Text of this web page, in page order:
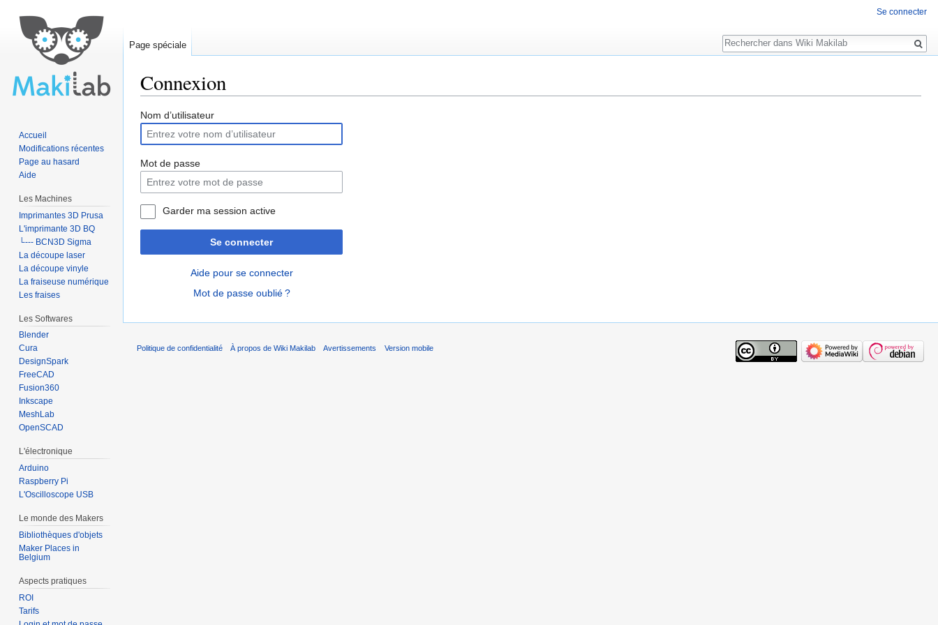
Connexion
Nom d’utilisateur
Mot de passe
Garder ma session active
Se connecter
Aide pour se connecter
Mot de passe oublié ?
Se connecter
Page spéciale
Rechercher
Accueil
Modifications récentes
Page au hasard
Aide
Les Machines
Imprimantes 3D Prusa
L'imprimante 3D BQ
└--- BCN3D Sigma
La découpe laser
La découpe vinyle
La fraiseuse numérique
Les fraises
Les Softwares
Blender
Cura
DesignSpark
FreeCAD
Fusion360
Inkscape
MeshLab
OpenSCAD
L'électronique
Arduino
Raspberry Pi
L'Oscilloscope USB
Le monde des Makers
Bibliothèques d'objets
Maker Places in
Belgium
Aspects pratiques
ROI
Tarifs
Politique de confidentialité À propos de Wiki Makilab Avertissements Version mobile